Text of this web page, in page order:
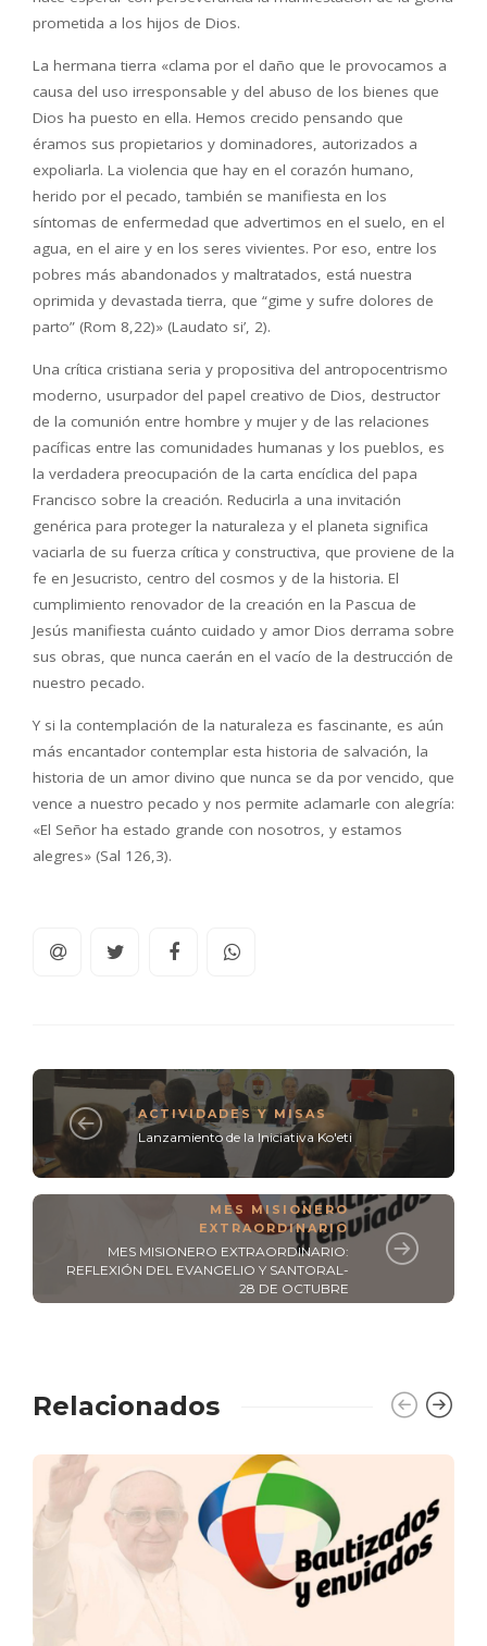
prometida a los hijos de Dios.
La hermana tierra «clama por el daño que le provocamos a
causa del uso irresponsable y del abuso de los bienes que
Dios ha puesto en ella. Hemos crecido pensando que
éramos sus propietarios y dominadores, autorizados a
expoliarla. La violencia que hay en el corazón humano,
herido por el pecado, también se manifiesta en los
síntomas de enfermedad que advertimos en el suelo, en el
agua, en el aire y en los seres vivientes. Por eso, entre los
pobres más abandonados y maltratados, está nuestra
oprimida y devastada tierra, que “gime y sufre dolores de
parto” (Rom 8,22)» (Laudato si’, 2).
Una crítica cristiana seria y propositiva del antropocentrismo
moderno, usurpador del papel creativo de Dios, destructor
de la comunión entre hombre y mujer y de las relaciones
pacíficas entre las comunidades humanas y los pueblos, es
la verdadera preocupación de la carta encíclica del papa
Francisco sobre la creación. Reducirla a una invitación
genérica para proteger la naturaleza y el planeta significa
vaciarla de su fuerza crítica y constructiva, que proviene de la
fe en Jesucristo, centro del cosmos y de la historia. El
cumplimiento renovador de la creación en la Pascua de
Jesús manifiesta cuánto cuidado y amor Dios derrama sobre
sus obras, que nunca caerán en el vacío de la destrucción de
nuestro pecado.
Y si la contemplación de la naturaleza es fascinante, es aún
más encantador contemplar esta historia de salvación, la
historia de un amor divino que nunca se da por vencido, que
vence a nuestro pecado y nos permite aclamarle con alegría:
«El Señor ha estado grande con nosotros, y estamos
alegres» (Sal 126,3).
ACTIVIDADES Y MISAS
Lanzamiento de la Iniciativa Ko'eti
MES MISIONERO
EXTRAORDINARIO
MES MISIONERO EXTRAORDINARIO:
REFLEXIÓN DEL EVANGELIO Y SANTORAL-
28 DE OCTUBRE
Relacionados